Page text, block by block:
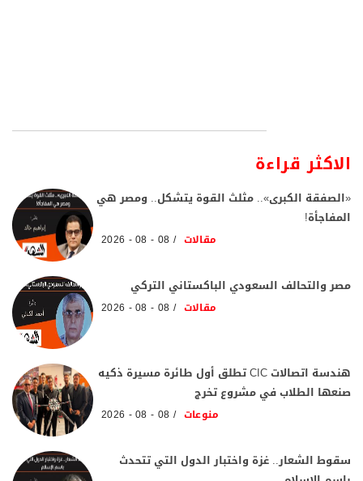
الاكثر قراءة
«الصفقة الكبرى».. مثلث القوة يتشكل.. ومصر هي
المفاجأة!
مقالات 08 - 08 - 2026
مصر والتحالف السعودي الباكستاني التركي
مقالات 08 - 08 - 2026
هندسة اتصالات CIC تطلق أول طائرة مسيرة ذكيه
صنعها الطلاب في مشروع تخرج
منوعات 08 - 08 - 2026
سقوط الشعار.. غزة واختبار الدول التي تتحدث